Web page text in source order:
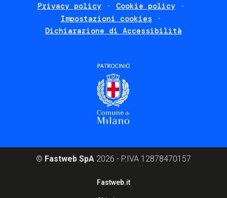
Privacy policy
Cookie policy
Impostazioni cookies
Dichiarazione di Accessibilità
© Fastweb SpA 2026 - P.IVA 12878470157
Fastweb.it